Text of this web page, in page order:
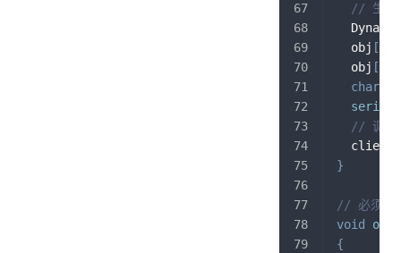
// 生成
  obj
[
  obj
[
char
// 调用
  client
}
// 必须实
void
{